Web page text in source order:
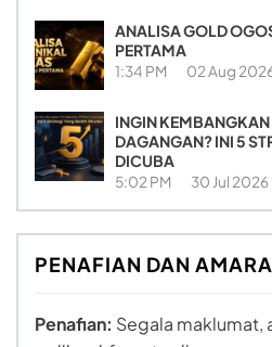
ANALISA GOLD
PERTAMA
1:34 PM 02 Aug
INGIN KEMBANGKAN
DAGANGAN? INI 5
DICUBA
5:02 PM 30 Jul 2026
PENAFIAN DAN
Penafian: Segala maklumat,